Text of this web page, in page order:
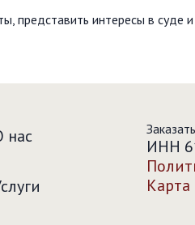
интересы в суде
нас
ИНН
Карта